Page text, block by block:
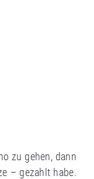
zu gehen, dann
– gezahlt habe.